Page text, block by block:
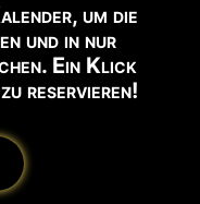
um die
und in nur
Ein Klick
reservieren!